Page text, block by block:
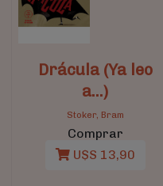
Drácula (Ya leo
a…)
Stoker, Bram
Comprar
U$S 13,90